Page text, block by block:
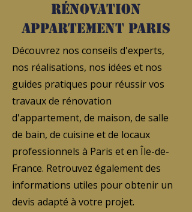
rénovation
appartement Paris
Découvrez nos conseils d'experts,
nos réalisations, nos idées et nos
guides pratiques pour réussir vos
travaux de rénovation
d'appartement, de maison, de salle
de bain, de cuisine et de locaux
professionnels à Paris et en Île-de-
France. Retrouvez également des
informations utiles pour obtenir un
devis adapté à votre projet.